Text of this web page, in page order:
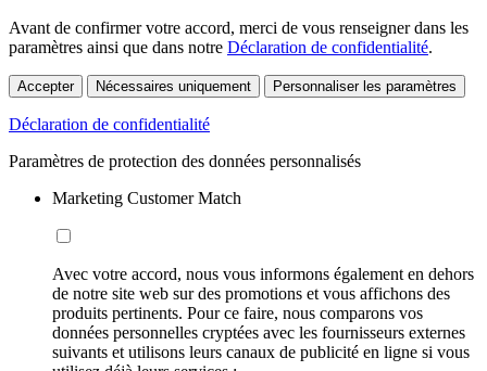
Avant de confirmer votre accord, merci de vous renseigner dans les
paramètres ainsi que dans notre Déclaration de confidentialité.
Accepter Nécessaires uniquement Personnaliser les paramètres
Déclaration de confidentialité
Paramètres de protection des données personnalisés
Marketing Customer Match
Avec votre accord, nous vous informons également en dehors
de notre site web sur des promotions et vous affichons des
produits pertinents. Pour ce faire, nous comparons vos
données personnelles cryptées avec les fournisseurs externes
suivants et utilisons leurs canaux de publicité en ligne si vous